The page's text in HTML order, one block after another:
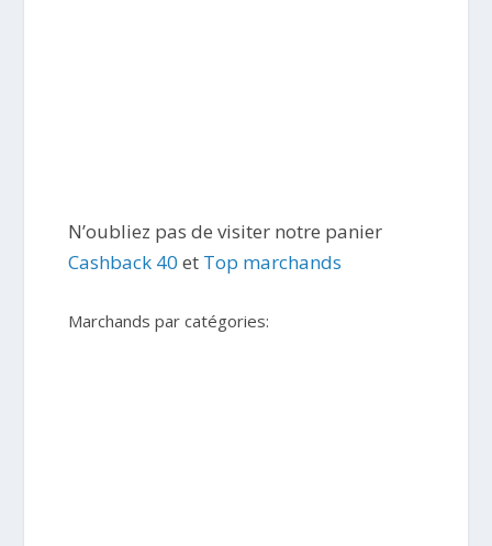
N’oubliez pas de visiter notre panier
Cashback 40 et Top marchands
Marchands par catégories: